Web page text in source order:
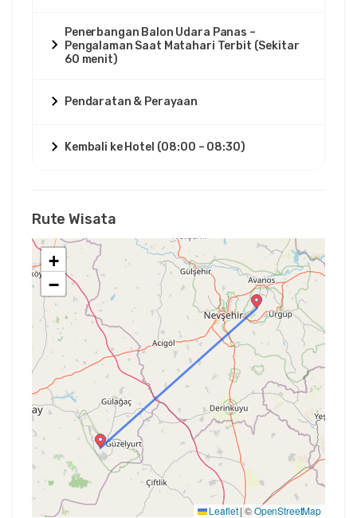
Penerbangan Balon Udara Panas –
Pengalaman Saat Matahari Terbit (Sekitar
60 menit)
Pendaratan & Perayaan
Kembali ke Hotel (08:00 – 08:30)
Rute Wisata
+
−
Leaflet |©OpenStreetMap